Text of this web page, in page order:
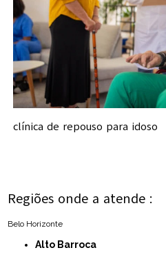
clínica de repouso para idoso
Regiões onde a atende :
Belo Horizonte
Alto Barroca